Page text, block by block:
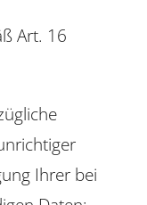
Art. 16
Ihrer bei